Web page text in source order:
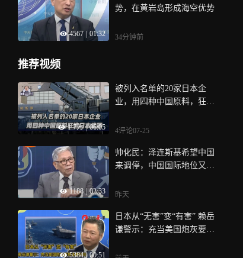
4567 01:32
势，在黄岩岛形成海空优势
34分钟前
推荐视频
1.7万 | 06:05
被列入名单的20家日本企
业，用四种中国原料，狂造
4评论07-25
1188 02:33
帅化民：泽连斯基希望中国
来调停，中国国际地位又高
昨天
5384 | 00:51
日本从“无害”变“有害” 赖岳
谦警示：充当美国炮灰要想